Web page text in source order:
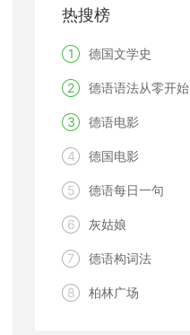
热搜榜
1 德国文学史
2 德语语法从零开始
3 德语电影
4 德国电影
5 德语每日一句
6 灰姑娘
7 德语构词法
8 柏林广场